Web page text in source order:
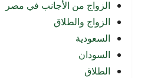
الزواج من الأجانب في مصر
الزواج والطلاق
السعودية
السودان
الطلاق